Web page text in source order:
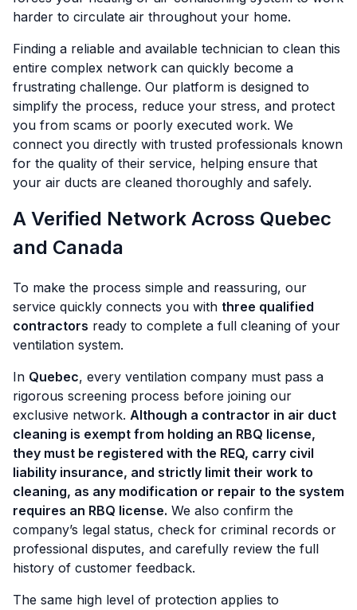
harder to circulate air throughout your home.
Finding a reliable and available technician to clean this
entire complex network can quickly become a
frustrating challenge. Our platform is designed to
simplify the process, reduce your stress, and protect
you from scams or poorly executed work. We
connect you directly with trusted professionals known
for the quality of their service, helping ensure that
your air ducts are cleaned thoroughly and safely.
A Verified Network Across Quebec
and Canada
To make the process simple and reassuring, our
service quickly connects you with three qualified
contractors ready to complete a full cleaning of your
ventilation system.
In Quebec, every ventilation company must pass a
rigorous screening process before joining our
exclusive network. Although a contractor in air duct
cleaning is exempt from holding an RBQ license,
they must be registered with the REQ, carry civil
liability insurance, and strictly limit their work to
cleaning, as any modification or repair to the system
requires an RBQ license. We also confirm the
company’s legal status, check for criminal records or
professional disputes, and carefully review the full
history of customer feedback.
The same high level of protection applies to